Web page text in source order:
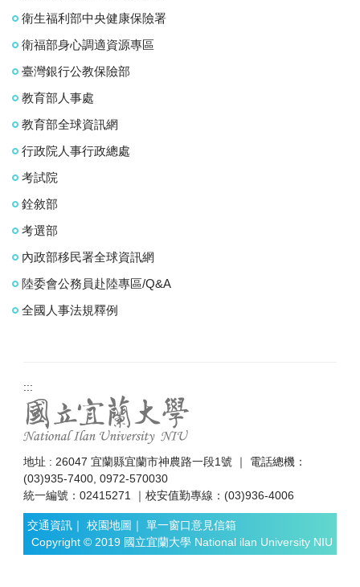
衛生福利部中央健康保險署
衛福部身心調適資源專區
臺灣銀行公教保險部
教育部人事處
教育部全球資訊網
行政院人事行政總處
考試院
銓敘部
考選部
內政部移民署全球資訊網
陸委會公務員赴陸專區/Q&A
全國人事法規釋例
:::
地址 : 26047 宜蘭縣宜蘭市神農路一段1號 ｜ 電話總機：
(03)935-7400, 0972-570030
統一編號：02415271 ｜校安值勤專線：(03)936-4006
交通資訊 ｜ 校園地圖 ｜ 單一窗口意見信箱
Copyright © 2019 國立宜蘭大學 National ilan University NIU